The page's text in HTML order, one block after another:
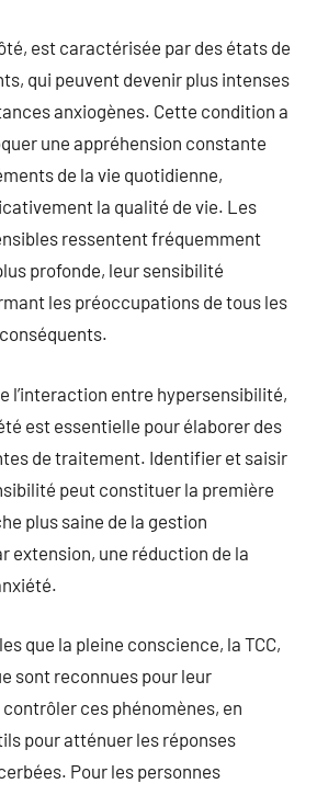
est caractérisée par des états de
qui peuvent devenir plus intenses
anxiogènes. Cette condition a
une appréhension constante
de la vie quotidienne,
la qualité de vie. Les
ressentent fréquemment
profonde, leur sensibilité
les préoccupations de tous les
l’interaction entre hypersensibilité,
est essentielle pour élaborer des
de traitement. Identifier et saisir
peut constituer la première
plus saine de la gestion
extension, une réduction de la
que la pleine conscience, la TCC,
sont reconnues pour leur
ces phénomènes, en
pour atténuer les réponses
Pour les personnes